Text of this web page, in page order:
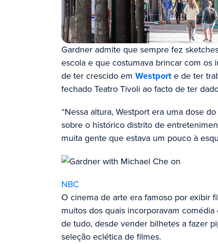
Gardner admite que sempre fez
escola e que costumava brincar com os
de ter crescido em Westporte de ter
fechado Teatro Tivoli ao facto de ter
“Nessa altura, Westport era uma dose
sobre o histórico distrito de
muita gente que estava um pouco à
NBC
O cinema de arte era famoso por exibir
muitos dos quais incorporavam
de tudo, desde vender bilhetes a fazer
seleção eclética de filmes.